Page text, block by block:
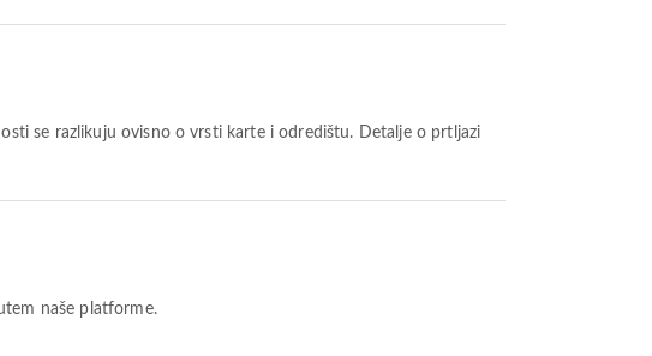
naše platforme.